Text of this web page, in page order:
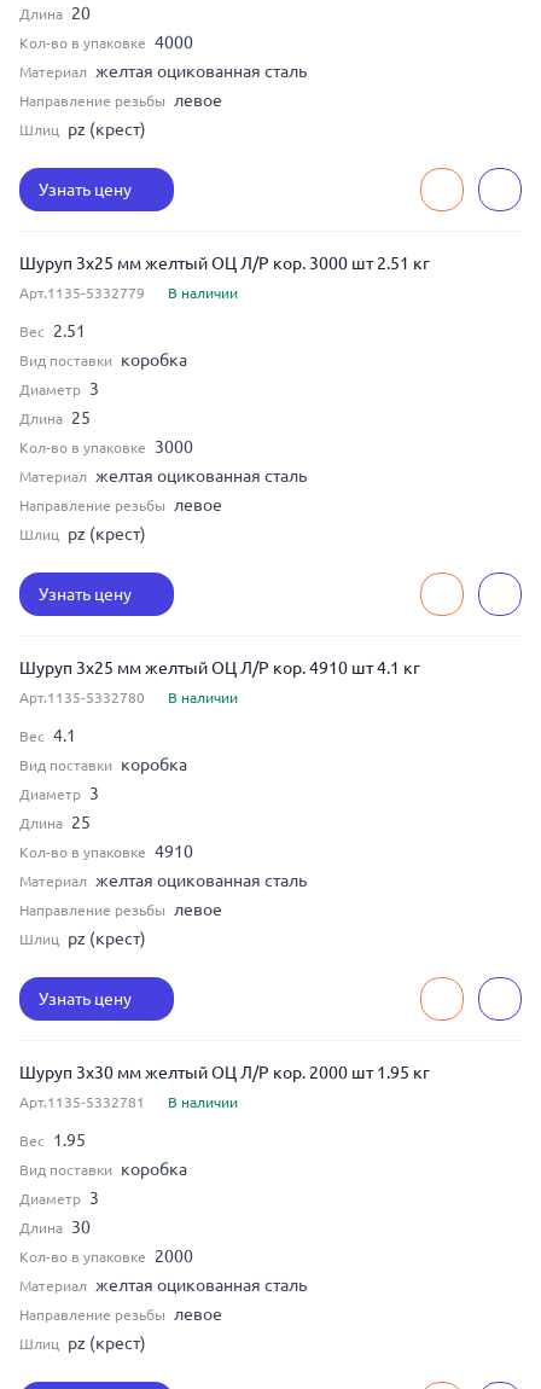
Длина 20
Кол-во в упаковке 4000
Материал желтая оцикованная сталь
Направление резьбы левое
Шлиц pz (крест)
Узнать цену
Шуруп 3x25 мм желтый ОЦ Л/Р кор. 3000 шт 2.51 кг
Арт.1135-5332779 В наличии
Вес 2.51
Вид поставки коробка
Диаметр 3
Длина 25
Кол-во в упаковке 3000
Материал желтая оцикованная сталь
Направление резьбы левое
Шлиц pz (крест)
Узнать цену
Шуруп 3x25 мм желтый ОЦ Л/Р кор. 4910 шт 4.1 кг
Арт.1135-5332780 В наличии
Вес 4.1
Вид поставки коробка
Диаметр 3
Длина 25
Кол-во в упаковке 4910
Материал желтая оцикованная сталь
Направление резьбы левое
Шлиц pz (крест)
Узнать цену
Шуруп 3x30 мм желтый ОЦ Л/Р кор. 2000 шт 1.95 кг
Арт.1135-5332781 В наличии
Вес 1.95
Вид поставки коробка
Диаметр 3
Длина 30
Кол-во в упаковке 2000
Материал желтая оцикованная сталь
Направление резьбы левое
Шлиц pz (крест)